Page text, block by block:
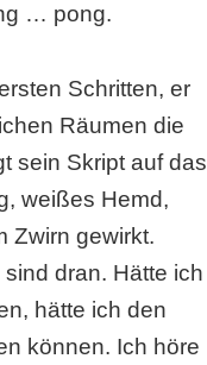
… pong.
Schritten, er
Räumen die
sein Skript auf das
weißes Hemd,
Zwirn gewirkt.
dran. Hätte ich
hätte ich den
können. Ich höre